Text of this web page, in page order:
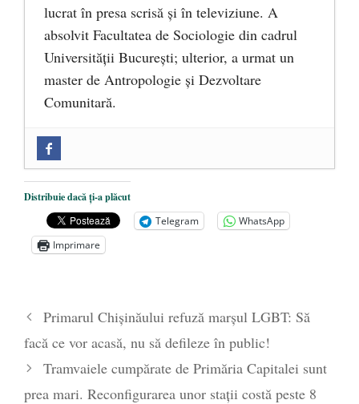
lucrat în presa scrisă și în televiziune. A
absolvit Facultatea de Sociologie din cadrul
Universității București; ulterior, a urmat un
master de Antropologie și Dezvoltare
Comunitară.
Mănăstirea „Sfânta Ana” Rohia. Părintele
Nicolae Steinhardt, comemorat la 102 ani
de la naștere - 29 iulie 2024
„Carnea cultivată” în laborator, tot mai
Părintele mărturisitor Constantin
Voicescu, pomenit, duminică, la
Mănăstirea Cernica
- 27 iulie 2024
Distribuie dacă ți-a plăcut
Telegram
WhatsApp
Imprimare
Primarul Chișinăului refuză marșul LGBT: Să
facă ce vor acasă, nu să defileze în public!
Tramvaiele cumpărate de Primăria Capitalei sunt
prea mari. Reconfigurarea unor stații costă peste 8